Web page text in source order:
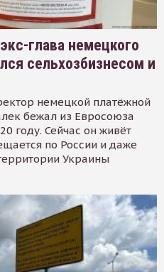
глава немецкого
сельхозбизнесом и
немецкой платёжной
бежал из Евросоюза
году. Сейчас он живёт
по России и даже
Украины